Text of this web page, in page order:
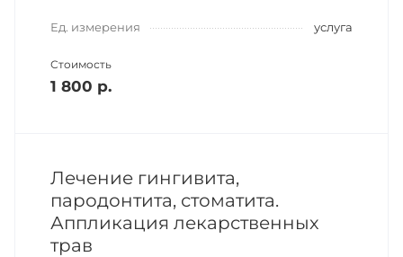
Ед. измерения услуга
Стоимость
1 800 р.
Лечение гингивита,
пародонтита, стоматита.
Аппликация лекарственных
трав